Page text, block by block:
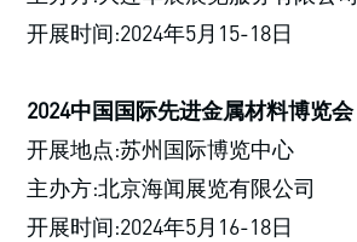
开展时间:2024年5月15-18日
2024中国国际先进金属材料博览会
开展地点:苏州国际博览中心
主办方:北京海闻展览有限公司
开展时间:2024年5月16-18日